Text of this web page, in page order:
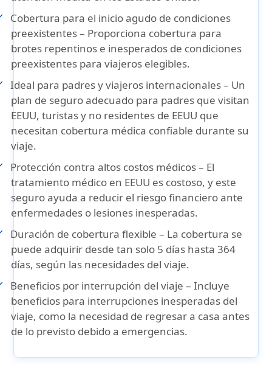
Cobertura para el inicio agudo de condiciones
preexistentes– Proporciona cobertura para
brotes repentinos e inesperados de condiciones
preexistentes para viajeros elegibles.
Ideal para padres y viajeros internacionales– Un
plan de seguro adecuado para padres que visitan
EEUU, turistas y no residentes de EEUU que
necesitan cobertura médica confiable durante su
viaje.
Protección contra altos costos médicos– El
tratamiento médico en EEUU es costoso, y este
seguro ayuda a reducir el riesgo financiero ante
enfermedades o lesiones inesperadas.
Duración de cobertura flexible – La cobertura se
puede adquirir desde tan solo 5 días hasta 364
días, según las necesidades del viaje.
Beneficios por interrupción del viaje – Incluye
beneficios para interrupciones inesperadas del
viaje, como la necesidad de regresar a casa antes
de lo previsto debido a emergencias.